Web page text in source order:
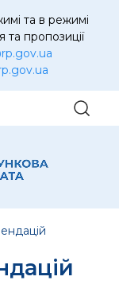
та в режимі
та пропозиції